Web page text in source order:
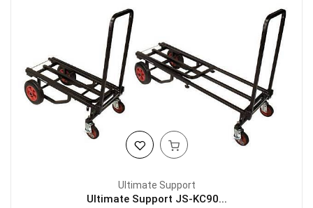
Ultimate Support
Ultimate Support JS-KC90...